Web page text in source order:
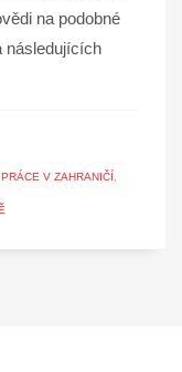
na podobné
následujících
PRÁCE V ZAHRANIČÍ,